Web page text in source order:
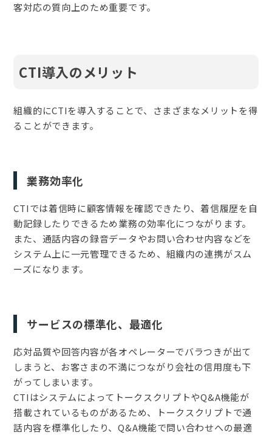
客対応の質向上のため重要です。
CTI導入のメリット
組織的にCTIを導入することで、さまざまなメリットを得
ることができます。
業務効率化
CTIでは着信時に顧客情報を確認できたり、着信履歴を自
動記録したりできるため業務の効率化につながります。
また、通話内容の録音データやお問い合わせ内容などを
システム上に一元管理できるため、組織内の連携がスム
ーズになります。
サービスの標準化、最適化
応対品質や回答内容が各オペレーターでバラつきが出て
しまうと、お客さまの不満につながり会社の信用度も下
がってしまいます。
CTIはシステムによってトークスクリプトやQ&A機能が
搭載されているものがあるため、トークスクリプトで通
話内容を標準化したり、Q&A機能で問い合わせへの最適